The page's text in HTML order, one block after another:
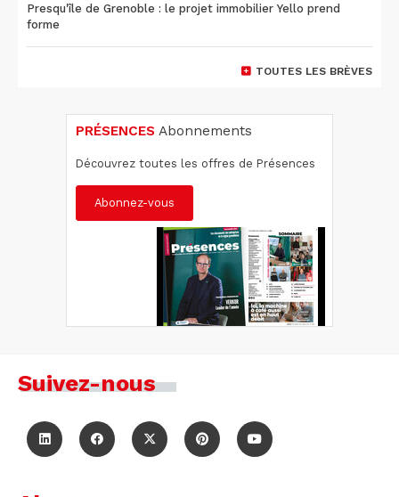
Presqu'île de Grenoble : le projet immobilier Yello prend
forme
TOUTES LES BRÈVES
PRÉSENCES Abonnements
Découvrez toutes les offres de Présences
Abonnez-vous
Suivez-nous